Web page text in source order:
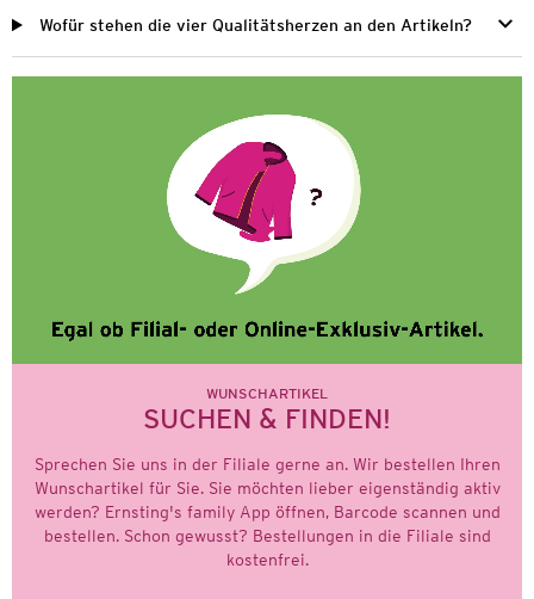
Wofür stehen die vier Qualitätsherzen an den Artikeln?
WUNSCHARTIKEL
SUCHEN & FINDEN!
Sprechen Sie uns in der Filiale gerne an. Wir bestellen Ihren
Wunschartikel für Sie. Sie möchten lieber eigenständig aktiv
werden? Ernsting's family App öffnen, Barcode scannen und
bestellen. Schon gewusst? Bestellungen in die Filiale sind
kostenfrei.